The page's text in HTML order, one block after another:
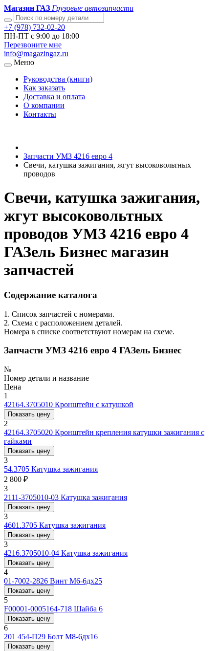
Магазин ГАЗ Грузовые автозапчасти
+7 (978) 732-02-20
ПН-ПТ с 9:00 до 18:00
Перезвоните мне
info@magazingaz.ru
Меню
Руководства (книги)
Как заказать
Доставка и оплата
О компании
Контакты
Запчасти УМЗ 4216 евро 4
Свечи, катушка зажигания, жгут высоковольтных
проводов
Свечи, катушка зажигания,
жгут высоковольтных
проводов УМЗ 4216 евро 4
ГАЗель Бизнес магазин
запчастей
Содержание каталога
1. Список запчастей с номерами.
2. Схема с расположением деталей.
Номера в списке соответствуют номерам на схеме.
Запчасти УМЗ 4216 евро 4 ГАЗель Бизнес
№
Номер детали и название
Цена
1
42164.3705010 Кронштейн с катушкой
Показать цену
2
42164.3705020 Кронштейн крепления катушки зажигания с
гайками
Показать цену
3
54.3705 Катушка зажигания
2 800 ₽
3
2111-3705010-03 Катушка зажигания
Показать цену
3
4601.3705 Катушка зажигания
Показать цену
3
4216.3705010-04 Катушка зажигания
Показать цену
4
01-7002-2826 Винт М6-6дх25
Показать цену
5
F00001-0005164-718 Шайба 6
Показать цену
6
201 454-П29 Болт М8-6дх16
Показать цену